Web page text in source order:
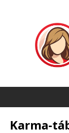
Karma-